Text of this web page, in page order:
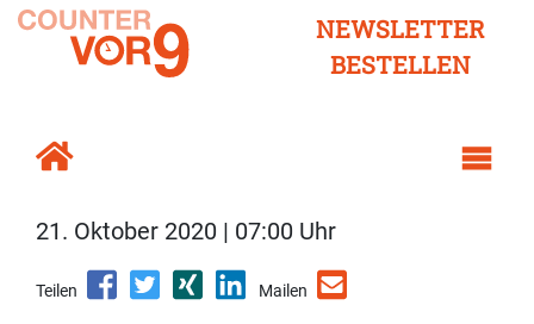
NEWSLETTER
BESTELLEN
21. Oktober 2020 | 07:00 Uhr
Teilen Mailen